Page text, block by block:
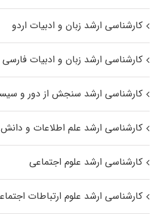
کارشناسی ارشد زبان و ادبیات اردو
کارشناسی ارشد زبان و ادبیات فارسی
کارشناسی ارشد سنجش از دور و
کارشناسی ارشد علم اطلاعات و
کارشناسی ارشد علوم اجتماعی
کارشناسی ارشد علوم ارتباطات